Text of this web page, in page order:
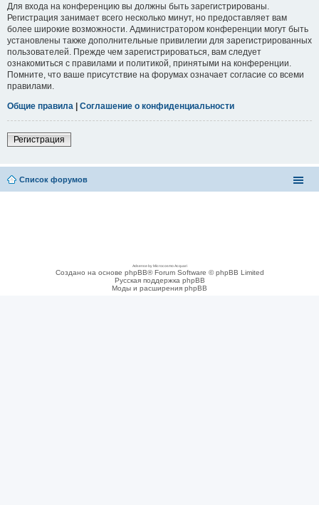
Для входа на конференцию вы должны быть зарегистрированы.
Регистрация занимает всего несколько минут, но предоставляет вам
более широкие возможности. Администратором конференции могут быть
установлены также дополнительные привилегии для зарегистрированных
пользователей. Прежде чем зарегистрироваться, вам следует
ознакомиться с правилами и политикой, принятыми на конференции.
Помните, что ваше присутствие на форумах означает согласие со всеми
правилами.
Общие правила | Соглашение о конфиденциальности
Регистрация
Список форумов
Adsense by Microcosmo Acquari
Создано на основе phpBB® Forum Software © phpBB Limited
Русская поддержка phpBB
Моды и расширения phpBB